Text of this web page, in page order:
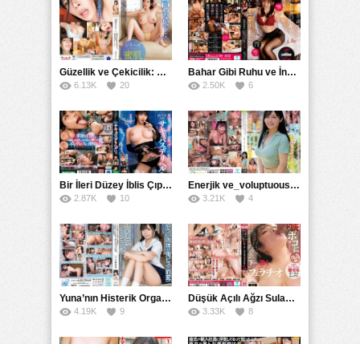
Güzellik ve Çekicilik: Bir İşyeri Kadininin Hikayesi
6.13K 20
Bahar Gibi Ruhu ve İncelikle Doldurmak
2.50K 6
Bir İleri Düzey İblis Çıplak Teslimat Görevlisi, İnce Bedeni ve Şeytani Becerileriyle Sizi Sürekli BoşaltacakMDBK
2.87K 10
Enerjik ve_voluptuous Üniversite Kızının H Kupa Büyüklüğündeki Göğüsleri ve Çılgın Orgazmı
3.21K 4
Yuna’nın Histerik Orgazmı: Genç Kızın Savage Hareketlerle Ulaştığı Şiddetli Coşkuları
4.19K 9
Düşük Açılı Ağzı Sulama Teknikleri ve AGMX İlişkisi
3.33K 8